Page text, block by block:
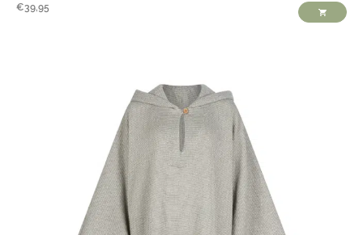
€39,95